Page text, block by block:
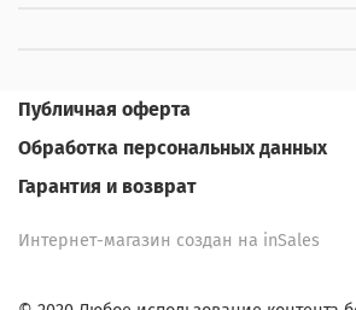
Публичная оферта
Обработка персональных данных
Гарантия и возврат
Интернет-магазин создан на inSales